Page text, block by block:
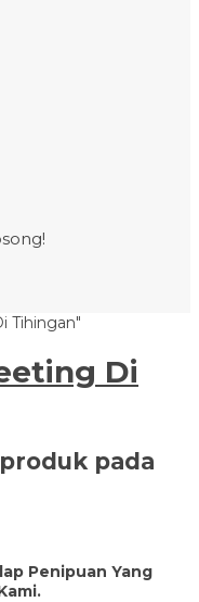
Tihingan"
Di
pada
Penipuan Yang